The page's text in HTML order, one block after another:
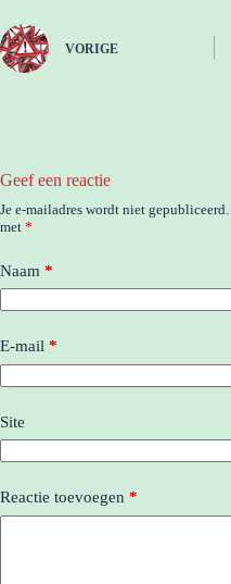
VORIGE
Geef een reactie
Je e-mailadres wordt niet gepubliceerd.
met *
Naam *
E-mail *
Site
Reactie toevoegen *